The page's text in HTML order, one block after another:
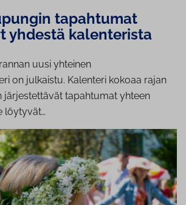
tapahtumat
yhdestä kalenterista
uusi yhteinen
on julkaistu. Kalenteri kokoaa rajan
järjestettävät tapahtumat yhteen
löytyvät…